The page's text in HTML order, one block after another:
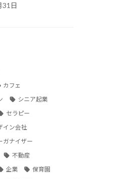
31日
カフェ
シニア起業
セラピー
イン会社
ガナイザー
不動産
企業
保育園